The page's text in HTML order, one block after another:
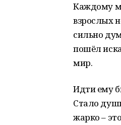
Каждому
взрослых
сильно
пошёл
мир.
Идти ему
Стало
жарко –